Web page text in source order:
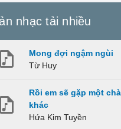
nhạc tải nhiều
Mong đợi ngậm ngùi
Từ Huy
Rồi em sẽ gặp một
khác
Hứa Kim Tuyền